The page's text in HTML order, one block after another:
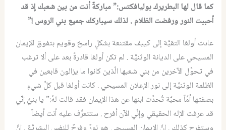
كما قال لها البطريرك بوليافكتس:” مباركةٌ أنت من بين شعبك إذ قد
أحببت النور ورفضت الظلام . لذلك سيباركك جميع بني الروس !”
عادت أولغا التقيَّة إلى كييف مقتنعة بشكلٍ راسخ وقويم بتفوق الإيمان
المسيحي على الديانة الوثنيَّة . لم تكن أولغا قادرةً بعد على ألا ترغب
في تحوِّل الآخرين من بني شعبها الّذين كانوا ما يزالون قابعين في
الظلمة الوثنيَّة إلى نور الإعلان المسيحي . كانت أولغا قبل كلِّ شيءٍ
بصفتها أمَّاً محبَّة تُحدِّث ابنها عن هذا الإيمان فقد قالت لهُ:” يا بنيَّ إنّي
قد عرفت الإله الحقيقي وإنِّي الآن أفرح . ستتعرَّف عليه أنت أيضاً